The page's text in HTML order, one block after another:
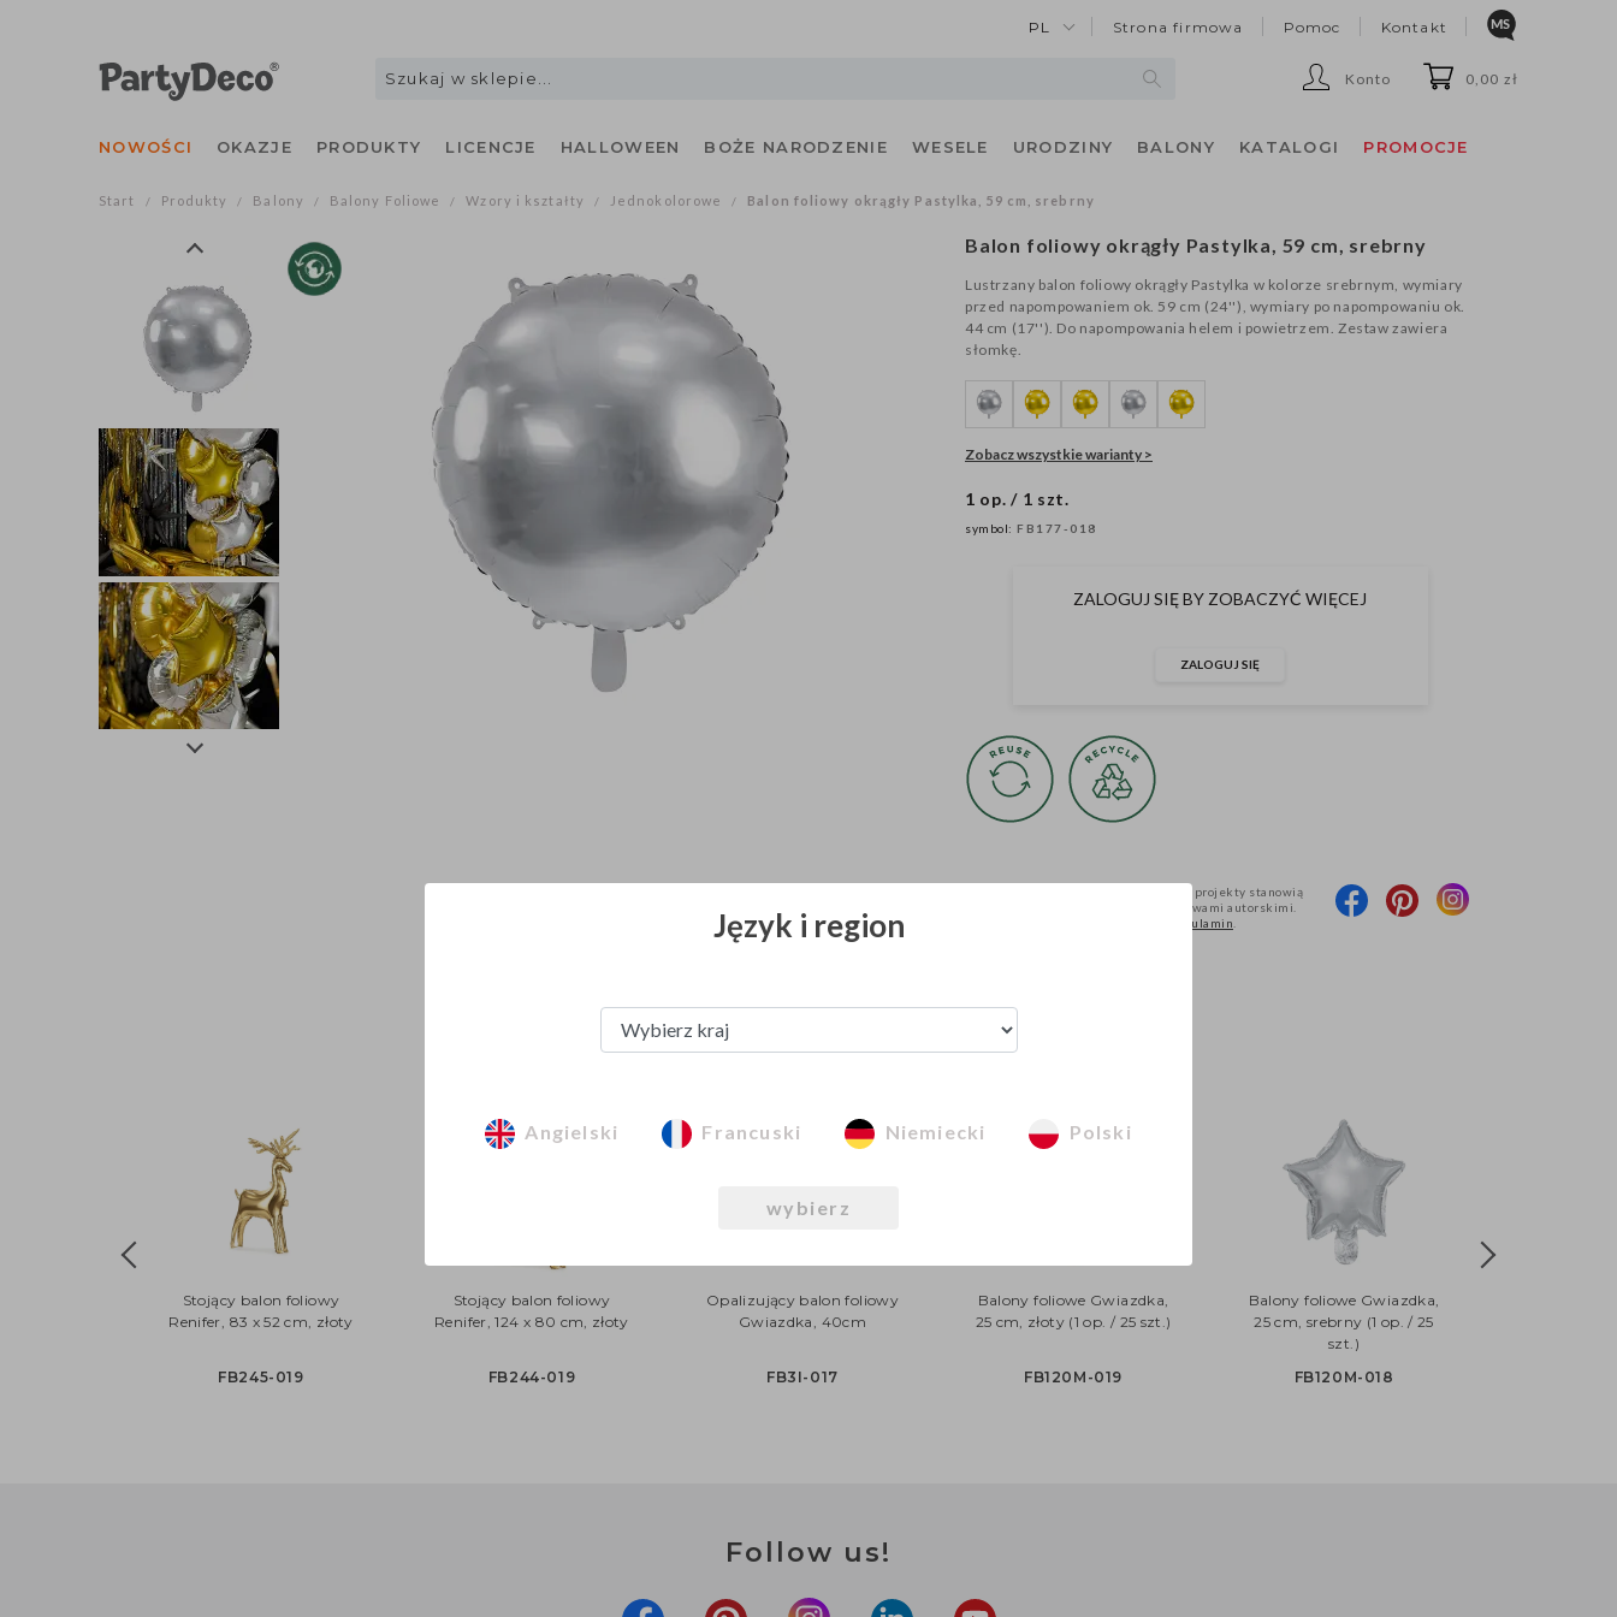
PL Strona firmowa Pomoc Kontakt
Konto 0,00 zł
NOWOŚCI OKAZJE PRODUKTY LICENCJE HALLOWEEN BOŻE NARODZENIE WESELE URODZINY BALONY KATALOGI PROMOCJE
Start / Produkty / Balony / Balony Foliowe / Wzory i kształty / Jednokolorowe / Balon foliowy okrągły Pastylka, 59 cm, srebrny
Balon foliowy okrągły Pastylka, 59 cm, srebrny
Lustrzany balon foliowy okrągły Pastylka w kolorze srebrnym, wymiary
przed napompowaniem ok. 59 cm (24''), wymiary po napompowaniu ok.
44 cm (17''). Do napompowania helem i powietrzem. Zestaw zawiera
słomkę.
Zobacz wszystkie warianty >
1 op. / 1 szt.
symbol:FB177-018
ZALOGUJ SIĘ BY ZOBACZYĆ WIĘCEJ
ZALOGUJ SIĘ
Wszystkie zdjęcia produktów oraz ich projekty stanowią
własność PartyDeco i są chronione prawami autorskimi.
Regulamin
Stojący balon foliowy
Renifer, 83 x 52 cm, złoty
FB245-019
Stojący balon foliowy
Renifer, 124 x 80 cm, złoty
FB244-019
Opalizujący balon foliowy
Gwiazdka, 40cm
FB3I-017
Balony foliowe Gwiazdka,
25 cm, złoty (1 op. / 25 szt.)
FB120M-019
Balony foliowe Gwiazdka,
25 cm, srebrny (1 op. / 25
szt.)
FB120M-018
Follow us!
Język i region
Angielski Francuski Niemiecki Polski
wybierz